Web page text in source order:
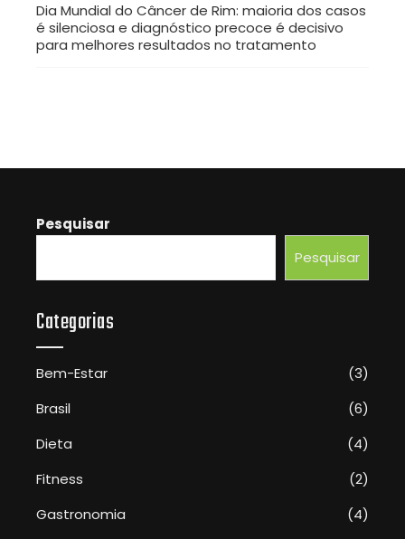
Dia Mundial do Câncer de Rim: maioria dos casos
é silenciosa e diagnóstico precoce é decisivo
para melhores resultados no tratamento
Pesquisar
Pesquisar
Categorias
Bem-Estar
(3)
Brasil
(6)
Dieta
(4)
Fitness
(2)
Gastronomia
(4)